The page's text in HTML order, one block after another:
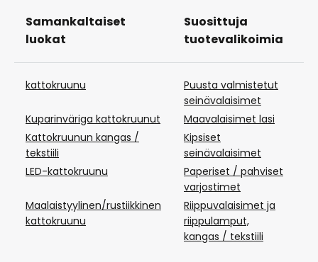
Samankaltaiset
luokat
Suosittuja
tuotevalikoimia
kattokruunu
Puusta valmistetut
seinävalaisimet
Kuparinväriga kattokruunut
Maavalaisimet lasi
Kattokruunun kangas /
tekstiili
Kipsiset
seinävalaisimet
LED-kattokruunu
Paperiset / pahviset
varjostimet
Maalaistyylinen/rustiikkinen
kattokruunu
Riippuvalaisimet ja
riippulamput,
kangas / tekstiili